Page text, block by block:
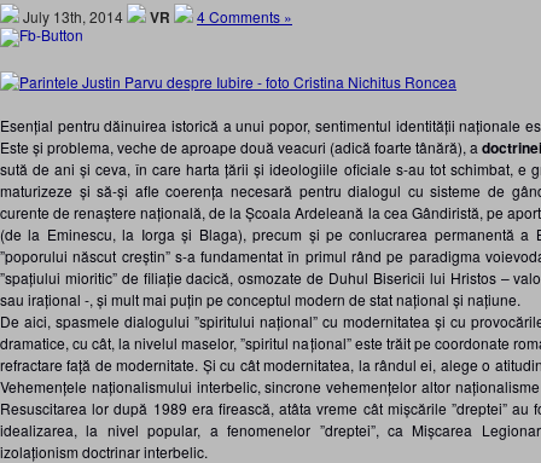
July 13th, 2014 VR 4 Comments »
Esențial pentru dăinuirea istorică a unui popor, sentimentul identității naționale
Este și problema, veche de aproape două veacuri (adică foarte tânără), a
sută de ani și ceva, în care harta țării și ideologiile oficiale s-au tot schimbat, e
maturizeze și să-și afle coerența necesară pentru dialogul cu sisteme de
curente de renaștere națională, de la Școala Ardeleană la cea Gândiristă, pe
(de la Eminescu, la Iorga și Blaga), precum și pe conlucrarea permanentă a
”poporului născut creștin” s-a fundamentat în primul rând pe paradigma
”spațiului mioritic” de filiație dacică, osmozate de Duhul Bisericii lui Hristos –
sau irațional -, și mult mai puțin pe conceptul modern de stat național și națiune.
De aici, spasmele dialogului ”spiritului național” cu modernitatea și cu
dramatice, cu cât, la nivelul maselor, ”spiritul național” este trăit pe coordonate
refractare față de modernitate. Și cu cât modernitatea, la rândul ei, alege o
Vehemențele naționalismului interbelic, sincrone vehemențelor altor
Resuscitarea lor după 1989 era firească, atâta vreme cât mișcările ”dreptei” au
idealizarea, la nivel popular, a fenomenelor ”dreptei”, ca Mișcarea
izolaționism doctrinar interbelic.